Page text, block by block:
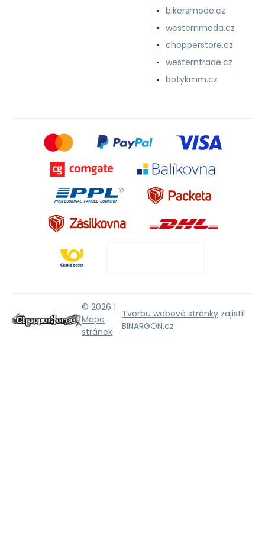
bikersmode.cz
westernmoda.cz
chopperstore.cz
westerntrade.cz
botykmm.cz
© 2026 |
Mapa
stránek
Tvorbu webové stránky zajistil
BINARGON.cz